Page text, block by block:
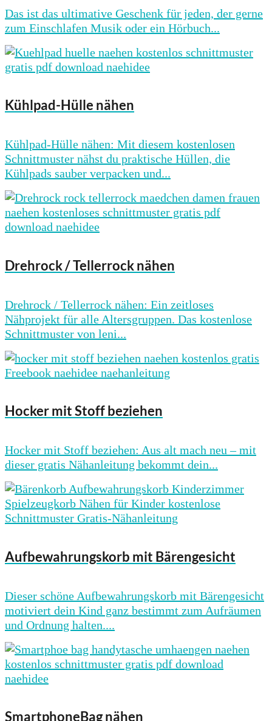
Das ist das ultimative Geschenk für jeden, der gerne
zum Einschlafen Musik oder ein Hörbuch...
Kühlpad-Hülle nähen
Kühlpad-Hülle nähen: Mit diesem kostenlosen
Schnittmuster nähst du praktische Hüllen, die
Kühlpads sauber verpacken und...
Drehrock / Tellerrock nähen
Drehrock / Tellerrock nähen: Ein zeitloses
Nähprojekt für alle Altersgruppen. Das kostenlose
Schnittmuster von leni...
Hocker mit Stoff beziehen
Hocker mit Stoff beziehen: Aus alt mach neu – mit
dieser gratis Nähanleitung bekommt dein...
Aufbewahrungskorb mit Bärengesicht
Dieser schöne Aufbewahrungskorb mit Bärengesicht
motiviert dein Kind ganz bestimmt zum Aufräumen
und Ordnung halten....
SmartphoneBag nähen